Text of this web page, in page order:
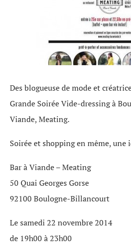
Des blogueuse de mode et
Grande Soirée Vide-dressing à
Viande, Meating.
Soirée et shopping en même, une
Bar à Viande – Meating
50 Quai Georges Gorse
92100 Boulogne-Billancourt
Le samedi 22 novembre 2014
de 19h00 à 23h00